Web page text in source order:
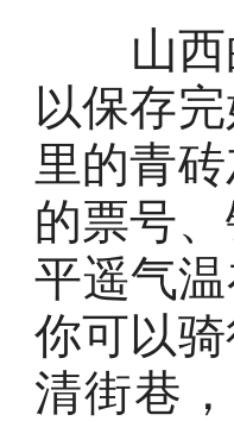
山西的
以保存
里的青
的票号
平遥气
你可以
清街巷